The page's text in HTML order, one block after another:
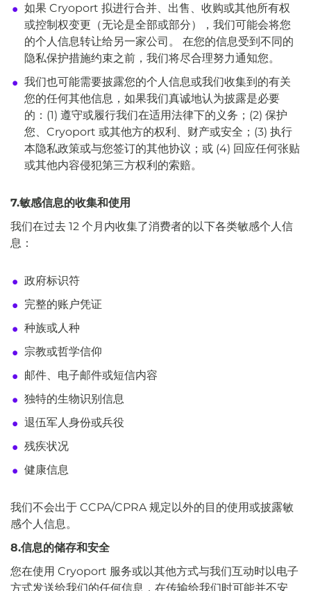
如果 Cryoport 拟进行合并、出售、收购或其他所有权
或控制权变更（无论是全部或部分），我们可能会将您
的个人信息转让给另一家公司。 在您的信息受到不同的
隐私保护措施约束之前，我们将尽合理努力通知您。
我们也可能需要披露您的个人信息或我们收集到的有关
您的任何其他信息，如果我们真诚地认为披露是必要
的：(1) 遵守或履行我们在适用法律下的义务；(2) 保护
您、Cryoport 或其他方的权利、财产或安全；(3) 执行
本隐私政策或与您签订的其他协议；或 (4) 回应任何张贴
或其他内容侵犯第三方权利的索赔。
7.敏感信息的收集和使用
我们在过去 12 个月内收集了消费者的以下各类敏感个人信
息：
政府标识符
完整的账户凭证
种族或人种
宗教或哲学信仰
邮件、电子邮件或短信内容
独特的生物识别信息
退伍军人身份或兵役
残疾状况
健康信息
我们不会出于 CCPA/CPRA 规定以外的目的使用或披露敏
感个人信息。
8.信息的储存和安全
您在使用 Cryoport 服务或以其他方式与我们互动时以电子
方式发送给我们的任何信息，在传输给我们时可能并不安